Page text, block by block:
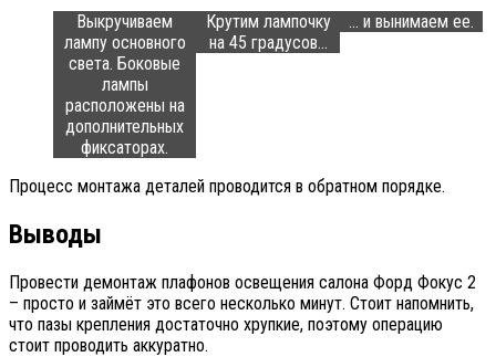
Выкручиваем
лампу основного
света. Боковые
лампы
расположены на
дополнительных
фиксаторах.
Крутим лампочку
на 45 градусов…
… и вынимаем ее.
Процесс монтажа деталей проводится в обратном порядке.
Выводы
Провести демонтаж плафонов освещения салона Форд Фокус 2
– просто и займёт это всего несколько минут. Стоит напомнить,
что пазы крепления достаточно хрупкие, поэтому операцию
стоит проводить аккуратно.